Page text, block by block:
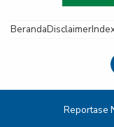
BerandaDisclaimer
Reportase